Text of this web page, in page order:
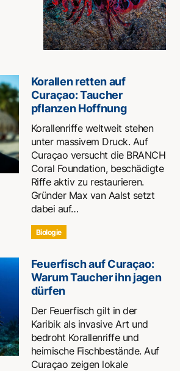
Korallen retten auf
Curaçao: Taucher
pflanzen Hoffnung
Korallenriffe weltweit stehen
unter massivem Druck. Auf
Curaçao versucht die BRANCH
Coral Foundation, beschädigte
Riffe aktiv zu restaurieren.
Gründer Max van Aalst setzt
dabei auf…
Biologie
Feuerfisch auf Curaçao:
Warum Taucher ihn jagen
dürfen
Der Feuerfisch gilt in der
Karibik als invasive Art und
bedroht Korallenriffe und
heimische Fischbestände. Auf
Curaçao zeigen lokale